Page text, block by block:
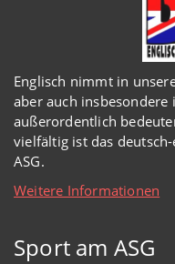
Englisch nimmt in
aber auch
außerordentlich
vielfältig ist das
ASG.
Weitere Informationen
Sport am ASG